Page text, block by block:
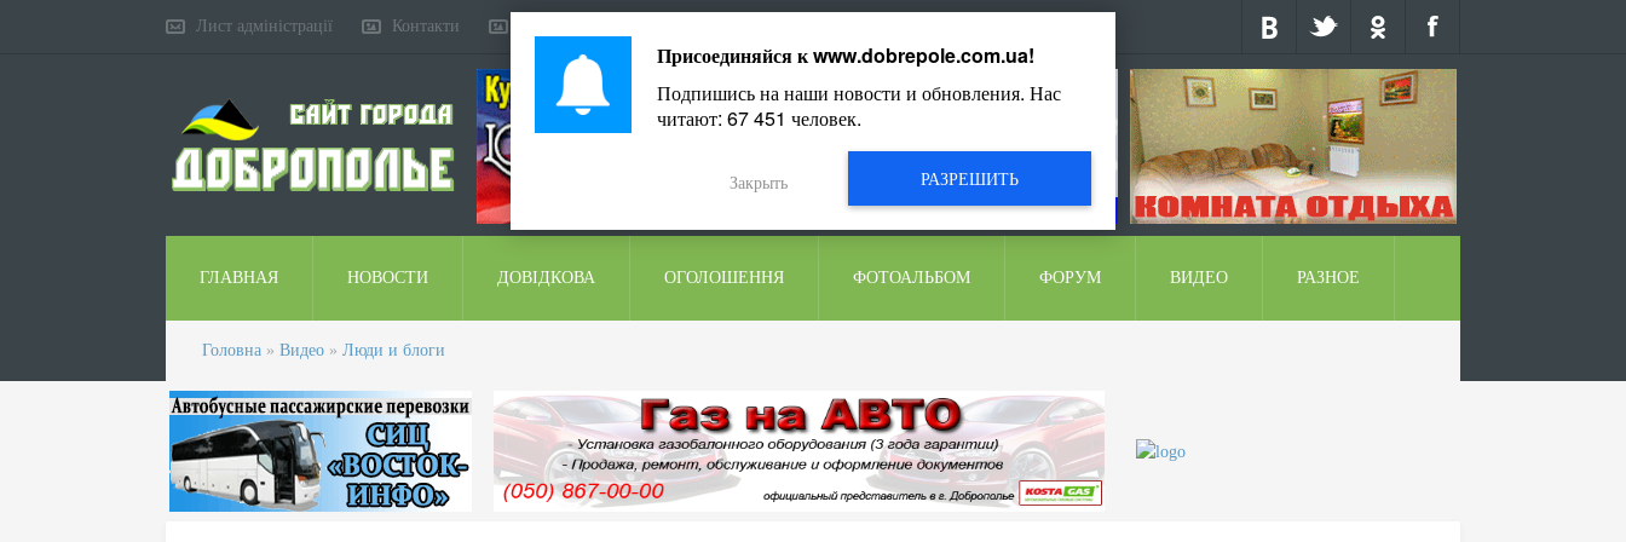
Лист адміністрації Контакти
ГЛАВНАЯ НОВОСТИ ДОВІДКОВА ОГОЛОШЕННЯ ФОТОАЛЬБОМ ФОРУМ ВИДЕО РАЗНОЕ
Головна » Видео » Люди и блоги
Присоединяйся кwww.dobrepole.com.ua!
Подпишись на наши новости и обновления. Нас
читают: 67 451 человек.
РАЗРЕШИТЬ
Закрыть